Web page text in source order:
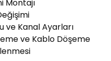
Montajı
ve Kanal Ayarları
ve Kablo Döşeme